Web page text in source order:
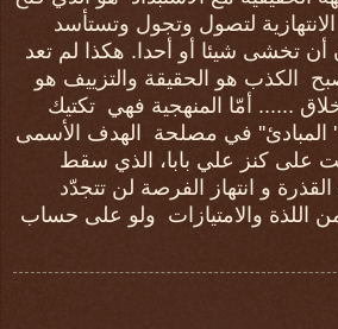
لتصول وتجول وتستأسد
أن تخشى شيئا أو أحدا. هكذا لم تعد
الكذب هو الحقيقة والتزييف هو
...... أمّا المنهجية فهي تكتيك
المبادئ'' في مصلحة
الهدف الأسمى
على كنز علي بابا، الذي سقط
و انتهاز الفرصة لن تتجدّد
والامتيازات ولو على حساب